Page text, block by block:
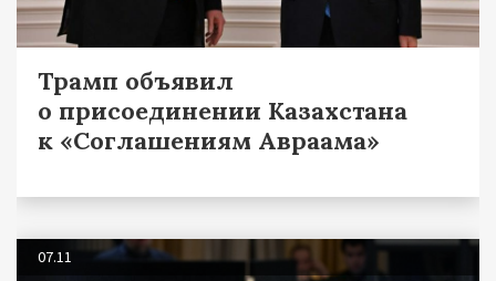
Трамп объявил
о присоединении Казахстана
к «Соглашениям Авраама»
07.11